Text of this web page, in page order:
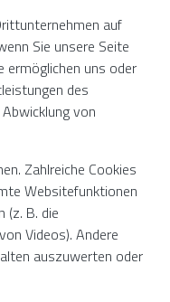
auf
Sie unsere Seite
ermöglichen uns oder
des
von
Zahlreiche Cookies
Websitefunktionen
(z. B. die
Videos). Andere
auszuwerten oder